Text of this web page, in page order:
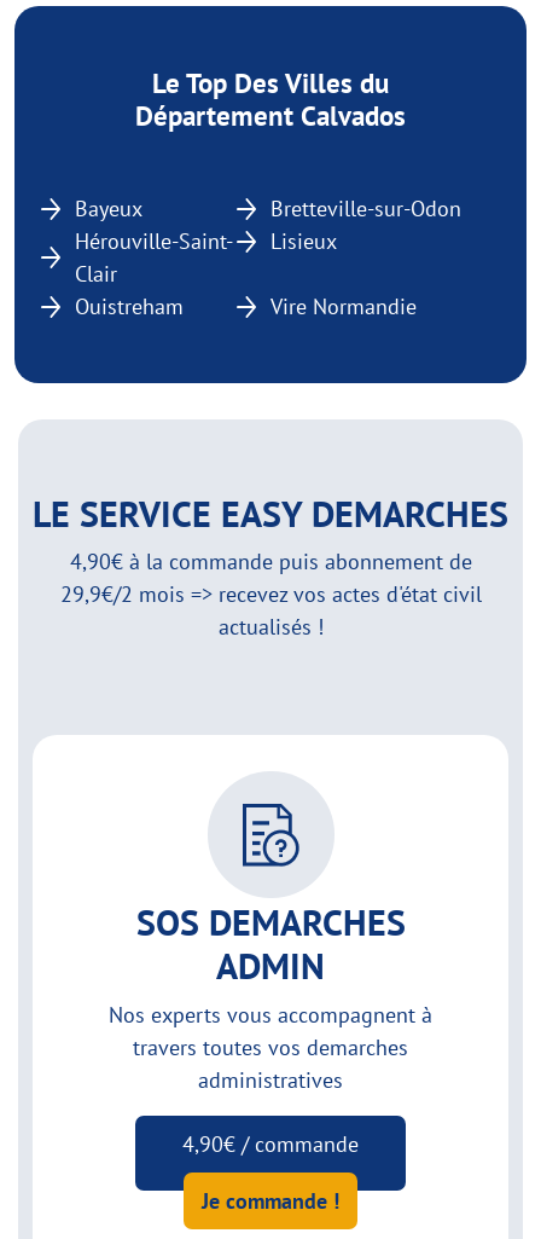
Le Top Des Villes du
Département Calvados
Bayeux
Bretteville-sur-Odon
Hérouville-Saint-
Clair
Lisieux
Ouistreham Vire Normandie
LE SERVICE EASY DEMARCHES
4,90€ à la commande puis abonnement de
29,9€/2 mois => recevez vos actes d'état civil
actualisés !
SOS DEMARCHES
ADMIN
Nos experts vous accompagnent à
travers toutes vos demarches
administratives
4,90€ / commande
Je commande !